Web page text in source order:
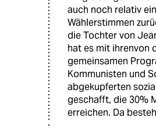
auch noch relativ
Wählerstimmen
die Tochter von
hat es mit ihrenvon
gemeinsamen
Kommunisten und
abgekupferten
geschafft, die 30%
erreichen. Da